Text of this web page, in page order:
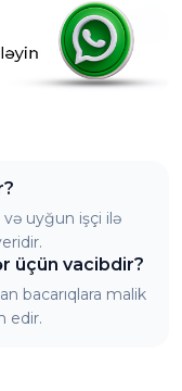
uyğun işçi ilə
üçün vacibdir?
bacarıqlara malik
edir.